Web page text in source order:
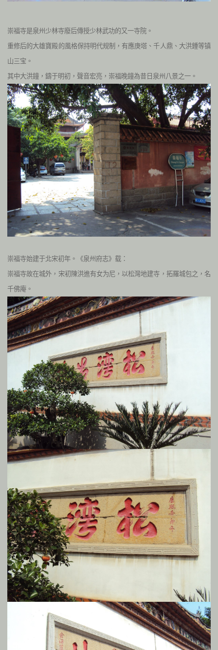
崇福寺是泉州少林寺廢后傳授少林武功的又一寺院。
重修后的大雄寶殿的風格保持明代规制，有應庚塔、千人鼎、大洪鍾等镇
山三宝。
其中大洪鐘，鑄于明初，聲音宏亮，崇福晚鐘為昔日泉州八景之一。
崇福寺始建于北宋初年。《泉州府志》载：
崇福寺故在城外，宋初陳洪進有女为尼，以松灣地建寺，拓羅城包之，名
千佛庵。